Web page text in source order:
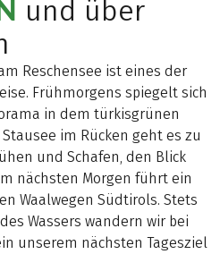
und über
Reschensee ist eines der
Frühmorgens spiegelt sich
in dem türkisgrünen
im Rücken geht es zu
und Schafen, den Blick
nächsten Morgen führt ein
Waalwegen Südtirols. Stets
Wassers wandern wir bei
unserem nächsten Tagesziel